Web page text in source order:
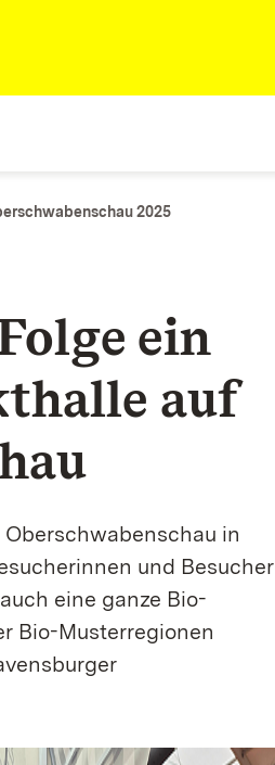
2025
ein
auf
in
und Besucher
eine ganze Bio-
Bio-Musterregionen